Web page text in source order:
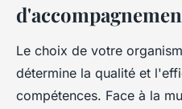
Le choix de votre
détermine la qualité et
compétences. Face à la